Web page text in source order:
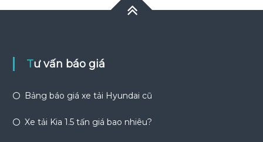
Tư vấn báo giá
Bảng báo giá xe tải Hyundai cũ
Xe tải Kia 1.5 tấn giá bao nhiêu?